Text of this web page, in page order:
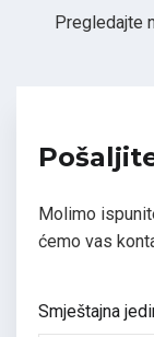
Pregledajte
Molimo
ćemo vas
Smještajna